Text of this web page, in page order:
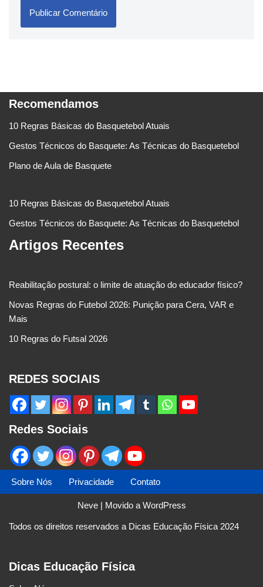
Recomendamos
10 Regras Básicas do Basquetebol Atuais
Gestos Técnicos do Basquete: As Técnicas do Basquetebol
Plano de Aula de Basquete
10 Regras Básicas do Basquetebol Atuais
Gestos Técnicos do Basquete: As Técnicas do Basquetebol
Artigos Recentes
Reabilitação postural: o limite de atuação do educador físico?
Novas Regras do Futebol 2026: Punição para Cera, VAR e
Mais
10 Regras do Futsal 2026
REDES SOCIAIS
Redes Sociais
Sobre Nós Privacidade Contato
Neve| Movido a WordPress
Todos os direitos reservados a Dicas Educação Física 2024
Dicas Educação Física